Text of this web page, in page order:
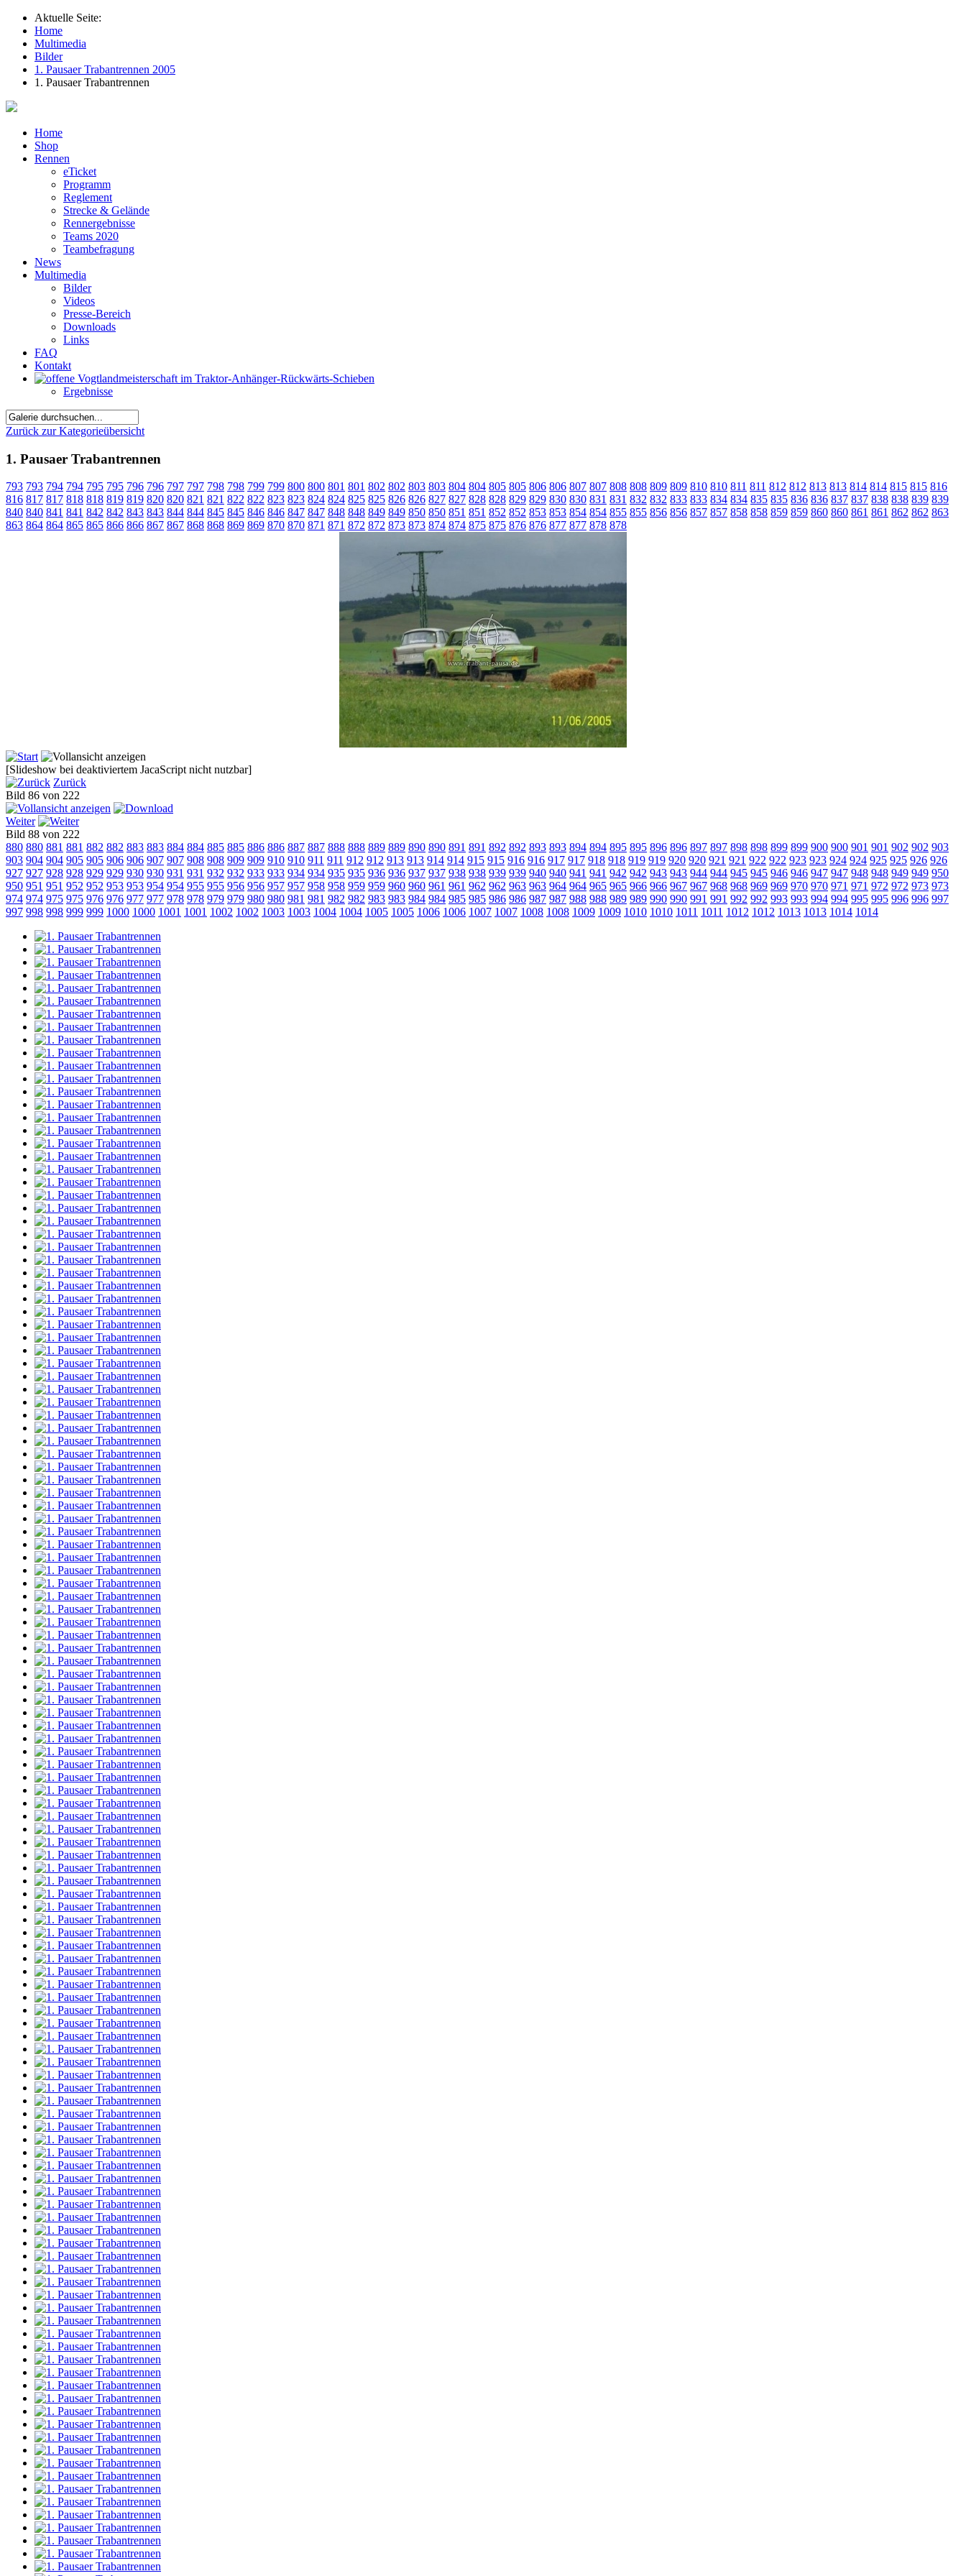
Aktuelle Seite:
Home
Multimedia
Bilder
1. Pausaer Trabantrennen 2005
1. Pausaer Trabantrennen
Home
Shop
Rennen
eTicket
Programm
Reglement
Strecke & Gelände
Rennergebnisse
Teams 2020
Teambefragung
News
Multimedia
Bilder
Videos
Presse-Bereich
Downloads
Links
FAQ
Kontakt
Ergebnisse
Zurück zur Kategorieübersicht
1. Pausaer Trabantrennen
793 793 794 794 795 795 796 796 797 797 798 798 799 799 800 800 801 801 802 802 803 803 804 804 805 805 806 806 807 807 808 808 809 809 810 810 811 811 812 812 813 813 814 814 815 815 816
816 817 817 818 818 819 819 820 820 821 821 822 822 823 823 824 824 825 825 826 826 827 827 828 828 829 829 830 830 831 831 832 832 833 833 834 834 835 835 836 836 837 837 838 838 839 839
840 840 841 841 842 842 843 843 844 844 845 845 846 846 847 847 848 848 849 849 850 850 851 851 852 852 853 853 854 854 855 855 856 856 857 857 858 858 859 859 860 860 861 861 862 862 863
863 864 864 865 865 866 866 867 867 868 868 869 869 870 870 871 871 872 872 873 873 874 874 875 875 876 876 877 877 878 878
[Slideshow bei deaktiviertem JacaScript nicht nutzbar]
Zurück
Bild 86 von 222
Weiter
Bild 88 von 222
880 880 881 881 882 882 883 883 884 884 885 885 886 886 887 887 888 888 889 889 890 890 891 891 892 892 893 893 894 894 895 895 896 896 897 897 898 898 899 899 900 900 901 901 902 902 903
903 904 904 905 905 906 906 907 907 908 908 909 909 910 910 911 911 912 912 913 913 914 914 915 915 916 916 917 917 918 918 919 919 920 920 921 921 922 922 923 923 924 924 925 925 926 926
927 927 928 928 929 929 930 930 931 931 932 932 933 933 934 934 935 935 936 936 937 937 938 938 939 939 940 940 941 941 942 942 943 943 944 944 945 945 946 946 947 947 948 948 949 949 950
950 951 951 952 952 953 953 954 954 955 955 956 956 957 957 958 958 959 959 960 960 961 961 962 962 963 963 964 964 965 965 966 966 967 967 968 968 969 969 970 970 971 971 972 972 973 973
974 974 975 975 976 976 977 977 978 978 979 979 980 980 981 981 982 982 983 983 984 984 985 985 986 986 987 987 988 988 989 989 990 990 991 991 992 992 993 993 994 994 995 995 996 996 997
997 998 998 999 999 1000 1000 1001 1001 1002 1002 1003 1003 1004 1004 1005 1005 1006 1006 1007 1007 1008 1008 1009 1009 1010 1010 1011 1011 1012 1012 1013 1013 1014 1014